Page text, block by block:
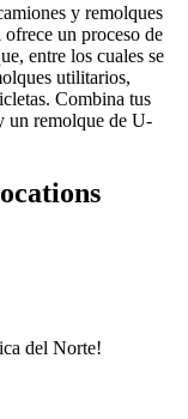
y remolques
ofrece un proceso de
entre los cuales se
utilitarios,
Combina tus
un remolque de U-
del Norte!